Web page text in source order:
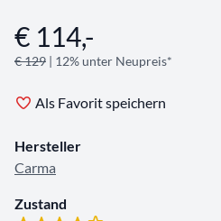
Angebotsinformationen
€ 114,-
€ 129 | 12% unter Neupreis*
Als Favorit speichern
Hersteller
Carma
Zustand